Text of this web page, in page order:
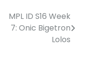
MPL ID S16 Week
7: Onic Bigetron
Lolos